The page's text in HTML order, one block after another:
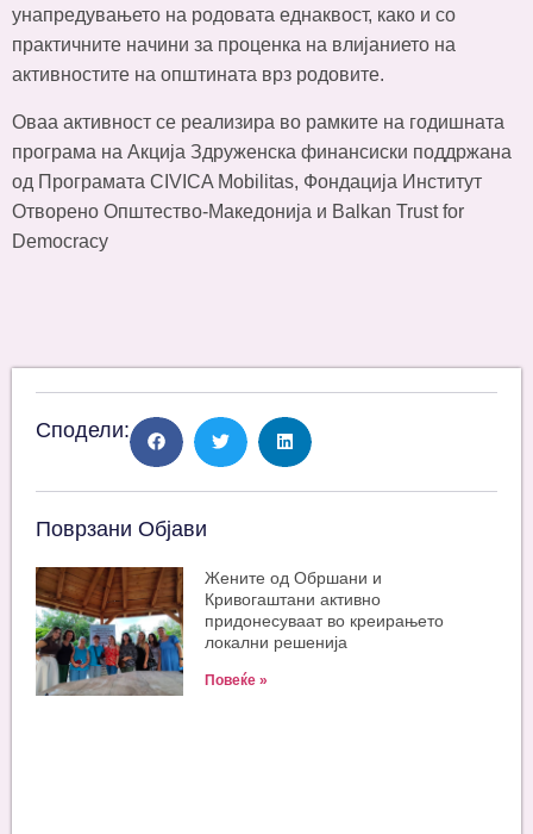
унапредувањето на родовата еднаквост, како и со
практичните начини за проценка на влијанието на
активностите на општината врз родовите.
Оваа активност се реализира во рамките на годишната
програма на Акција Здруженска финансиски поддржана
од Програмата CIVICA Mobilitas, Фондација Институт
Отворено Општество-Македонија и Balkan Trust for
Democracy
Сподели:
Поврзани Објави
Жените од Обршани и
Кривогаштани активно
придонесуваат во креирањето
локални решенија
Повеќе »